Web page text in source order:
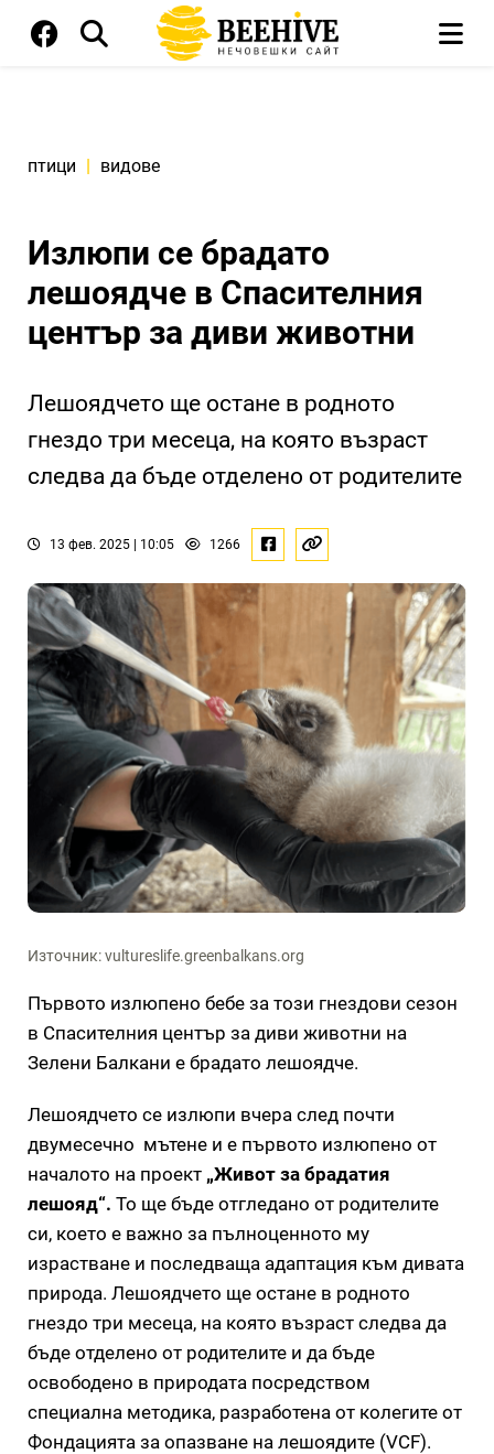
птици | видове
Излюпи се брадато
лешоядче в Спасителния
център за диви животни
Лешоядчето ще остане в родното
гнездо три месеца, на която възраст
следва да бъде отделено от родителите
13 фев. 2025 | 10:05 1266
Източник: vultureslife.greenbalkans.org
Първото излюпено бебе за този гнездови сезон
в Спасителния център за диви животни на
Зелени Балкани е брадато лешоядче.
Лешоядчето се излюпи вчера след почти
двумесечно мътене и е първото излюпено от
началото на проект „Живот за брадатия
лешояд“. То ще бъде отгледано от родителите
си, което е важно за пълноценното му
израстване и последваща адаптация към дивата
природа. Лешоядчето ще остане в родното
гнездо три месеца, на която възраст следва да
бъде отделено от родителите и да бъде
освободено в природата посредством
специална методика, разработена от колегите от
Фондацията за опазване на лешоядите (VCF).